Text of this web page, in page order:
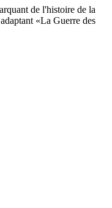
de l'histoire de la
«La Guerre des